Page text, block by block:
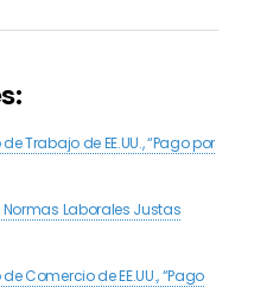
Trabajo de EE.UU., “Pago por
Normas Laborales Justas
Comercio de EE.UU., “Pago